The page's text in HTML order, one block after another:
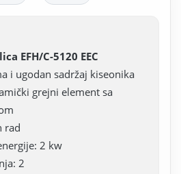
EFH/C-5120 EEC
i ugodan sadržaj kiseonika
grejni element sa
rad
2 kw
2